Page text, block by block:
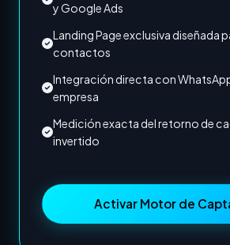
y Google Ads
Landing Page exclusiva diseñada
contactos
Integración directa con
empresa
Medición exacta del retorno de
invertido
Activar Motor de